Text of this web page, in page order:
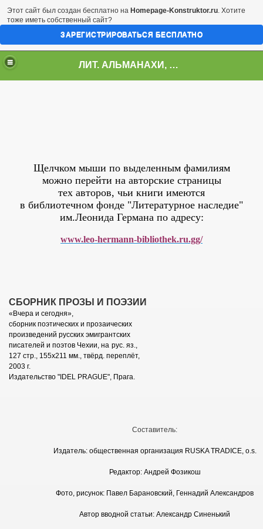
ЛИТ. АЛЬМАНАХИ, ЖУРНАЛЫ, СБОРНИКИ
Щелчком мыши по выделенным фамилиям
можно перейти на авторские страницы
тех авторов, чьи книги имеются
в библиотечном фонде "Литературное наследие"
им.Леонида Германа по адресу:
www.leo-hermann-bibliothek.ru.gg/
СБОРНИК ПРОЗЫ И ПОЭЗИИ
«Вчера и сегодня»,
сборник поэтических и прозаических
произведений русских эмигрантских
писателей и поэтов Чехии, на рус. яз.,
127 стр., 155х211 мм., твёрд. переплёт,
2003 г.
Издательство "IDEL PRAGUE", Прага.
Составитель:
Издатель: общественная организация RUSKA TRADICE, o.s.
Редактор: Андрей Фозикош
Фото, рисунок: Павел Барановский, Геннадий Александров
Автор вводной статьи: Александр Синенький
я- 2011"
Этот сайт был создан бесплатно на Homepage-Konstruktor.ru. Хотите
тоже иметь собственный сайт?
ЗАРЕГИСТРИРОВАТЬСЯ БЕСПЛАТНО